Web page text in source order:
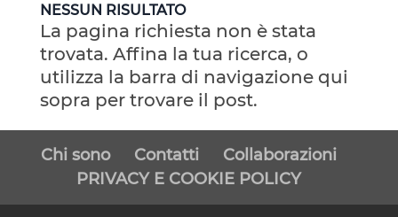
NESSUN RISULTATO
La pagina richiesta non è stata
trovata. Affina la tua ricerca, o
utilizza la barra di navigazione qui
sopra per trovare il post.
Chi sono Contatti
Collaborazioni
PRIVACY E COOKIE POLICY